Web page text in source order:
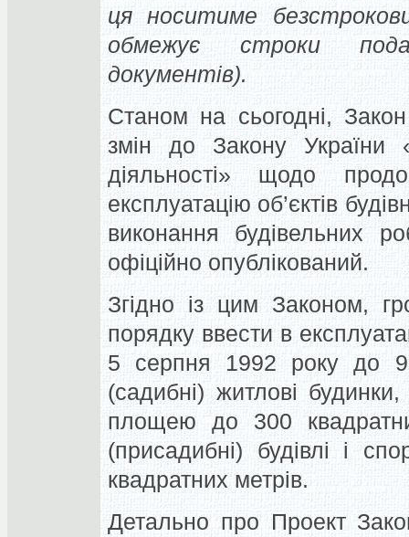
ця носитиме
обмежує строки
документів).
Станом на сьогодні,
змін до Закону України
діяльності» щодо
експлуатацію об’єктів
виконання будівельних
офіційно опублікований.
Згідно із цим Законом,
порядку ввести в
5 серпня 1992 року до 9
(садибні) житлові
площею до 300
(присадибні) будівлі і
квадратних метрів.
Детально про Проект